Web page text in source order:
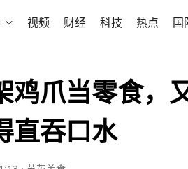
视频 财经 科技 热点 国
鸡爪当零食，
直吞口水